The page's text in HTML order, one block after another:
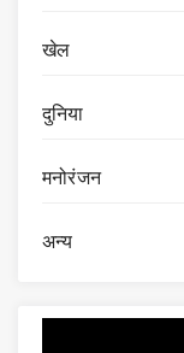
खेल
दुनिया
मनोरंजन
अन्य